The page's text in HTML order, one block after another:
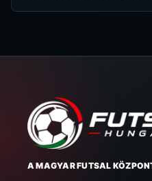
A MAGYAR FUTSAL